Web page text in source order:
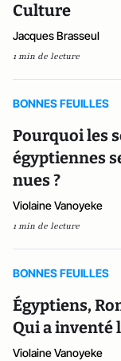
Culture
Jacques Brasseul
1 min de lecture
BONNES FEUILLES
Pourquoi les
égyptiennes
nues ?
Violaine Vanoyeke
1 min de lecture
BONNES FEUILLES
Égyptiens,
Qui a inventé
Violaine Vanoyeke